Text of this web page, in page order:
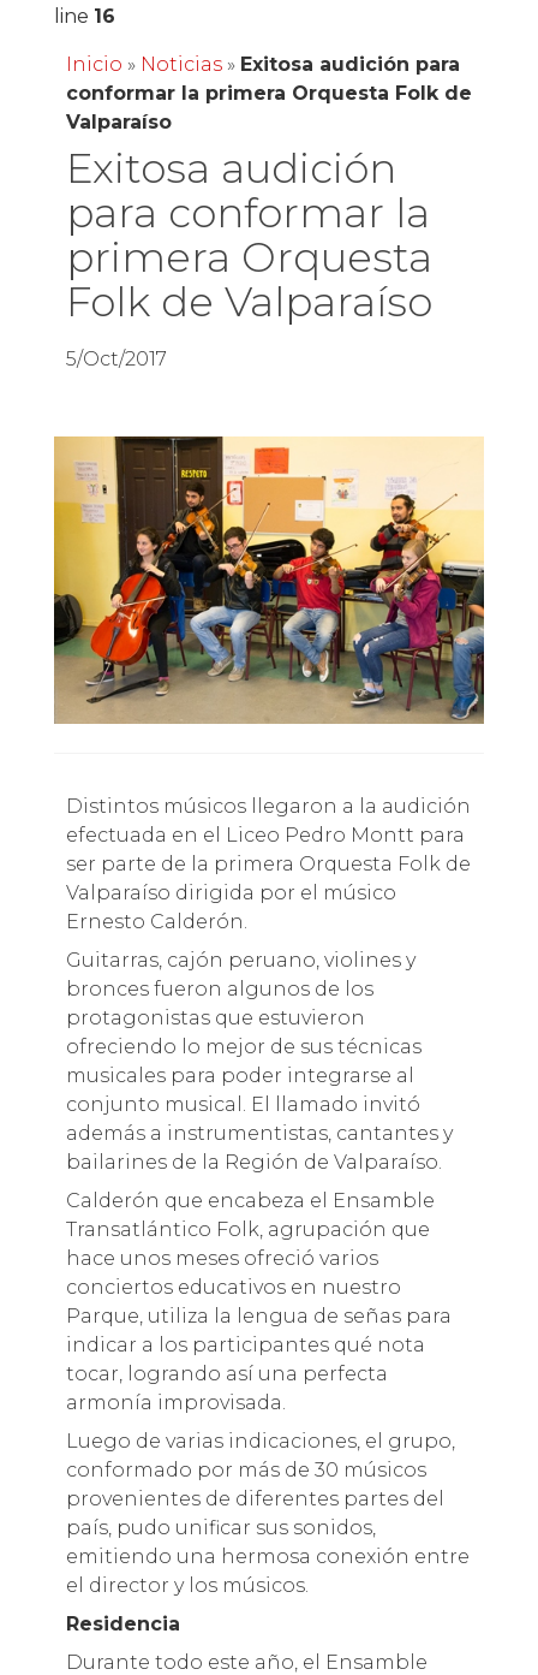
line 16
Inicio » Noticias» Exitosa audición para
conformar la primera Orquesta Folk de
Valparaíso
Exitosa audición
para conformar la
primera Orquesta
Folk de Valparaíso
5/Oct/2017
Distintos músicos llegaron a la audición
efectuada en el Liceo Pedro Montt para
ser parte de la primera Orquesta Folk de
Valparaíso dirigida por el músico
Ernesto Calderón.
Guitarras, cajón peruano, violines y
bronces fueron algunos de los
protagonistas que estuvieron
ofreciendo lo mejor de sus técnicas
musicales para poder integrarse al
conjunto musical. El llamado invitó
además a instrumentistas, cantantes y
bailarines de la Región de Valparaíso.
Calderón que encabeza el Ensamble
Transatlántico Folk, agrupación que
hace unos meses ofreció varios
conciertos educativos en nuestro
Parque, utiliza la lengua de señas para
indicar a los participantes qué nota
tocar, logrando así una perfecta
armonía improvisada.
Luego de varias indicaciones, el grupo,
conformado por más de 30 músicos
provenientes de diferentes partes del
país, pudo unificar sus sonidos,
emitiendo una hermosa conexión entre
el director y los músicos.
Residencia
Durante todo este año, el Ensamble